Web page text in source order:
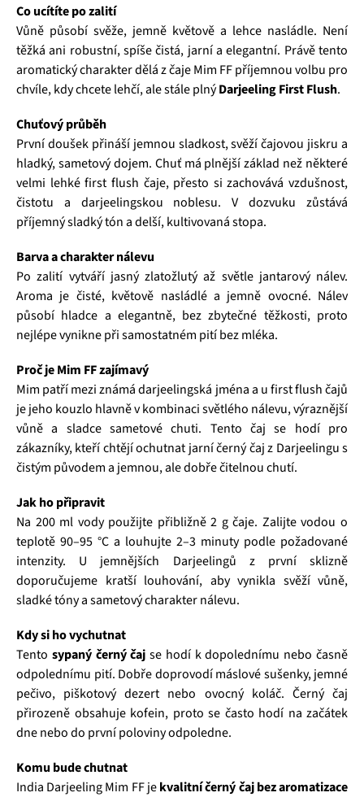
Co ucítíte po zalití
Vůně působí svěže, jemně květově a lehce nasládle. Není
těžká ani robustní, spíše čistá, jarní a elegantní. Právě tento
aromatický charakter dělá z čaje Mim FF příjemnou volbu pro
chvíle, kdy chcete lehčí, ale stále plnýDarjeeling First Flush.
Chuťový průběh
První doušek přináší jemnou sladkost, svěží čajovou jiskru a
hladký, sametový dojem. Chuť má plnější základ než některé
velmi lehké first flush čaje, přesto si zachovává vzdušnost,
čistotu a darjeelingskou noblesu. V dozvuku zůstává
příjemný sladký tón a delší, kultivovaná stopa.
Barva a charakter nálevu
Po zalití vytváří jasný zlatožlutý až světle jantarový nálev.
Aroma je čisté, květově nasládlé a jemně ovocné. Nálev
působí hladce a elegantně, bez zbytečné těžkosti, proto
nejlépe vynikne při samostatném pití bez mléka.
Proč je Mim FF zajímavý
Mim patří mezi známá darjeelingská jména a u first flush čajů
je jeho kouzlo hlavně v kombinaci světlého nálevu, výraznější
vůně a sladce sametové chuti. Tento čaj se hodí pro
zákazníky, kteří chtějí ochutnat jarní černý čaj z Darjeelingu s
čistým původem a jemnou, ale dobře čitelnou chutí.
Jak ho připravit
Na 200 ml vody použijte přibližně 2 g čaje. Zalijte vodou o
teplotě 90–95 °C a louhujte 2–3 minuty podle požadované
intenzity. U jemnějších Darjeelingů z první sklizně
doporučujeme kratší louhování, aby vynikla svěží vůně,
sladké tóny a sametový charakter nálevu.
Kdy si ho vychutnat
Tento sypaný černý čaj se hodí k dopolednímu nebo časně
odpolednímu pití. Dobře doprovodí máslové sušenky, jemné
pečivo, piškotový dezert nebo ovocný koláč. Černý čaj
přirozeně obsahuje kofein, proto se často hodí na začátek
dne nebo do první poloviny odpoledne.
Komu bude chutnat
India Darjeeling Mim FF jekvalitní černý čaj bez aromatizace